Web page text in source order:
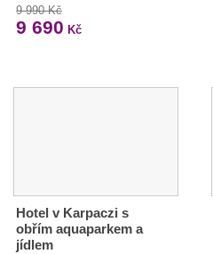
9 990 Kč
9 690 Kč
Hotel v Karpaczi s
obřím aquaparkem a
jídlem